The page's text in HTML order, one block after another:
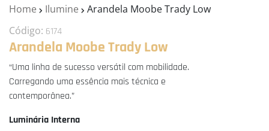
Home Ilumine
Arandela Moobe Trady Low
Código: 6174
Arandela Moobe Trady Low
“Uma linha de sucesso versátil com mobilidade.
Carregando uma essência mais técnica e
contemporânea.”
Luminária Interna